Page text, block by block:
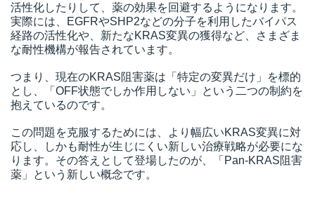
活性化したりして、薬の効果を回避するようになります。
実際には、EGFRやSHP2などの分子を利用したバイパス
経路の活性化や、新たなKRAS変異の獲得など、さまざま
な耐性機構が報告されています。
つまり、現在のKRAS阻害薬は「特定の変異だけ」を標的
とし、「OFF状態でしか作用しない」という二つの制約を
抱えているのです。
この問題を克服するためには、より幅広いKRAS変異に対
応し、しかも耐性が生じにくい新しい治療戦略が必要にな
ります。その答えとして登場したのが、「Pan-KRAS阻害
薬」という新しい概念です。